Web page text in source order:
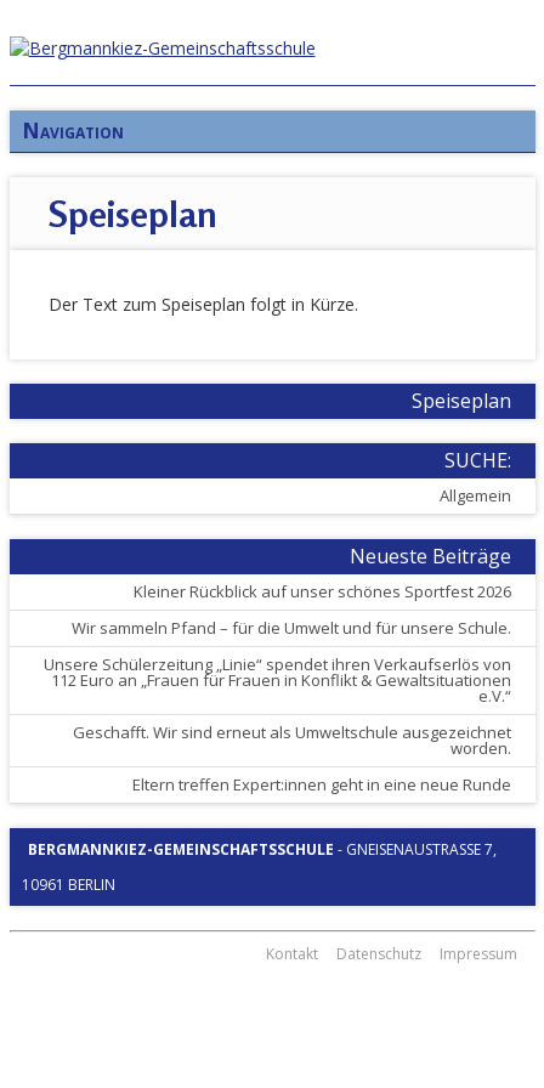
Navigation
Speiseplan
Der Text zum Speiseplan folgt in Kürze.
Speiseplan
SUCHE:
Allgemein
Neueste Beiträge
Kleiner Rückblick auf unser schönes Sportfest 2026
Wir sammeln Pfand – für die Umwelt und für unsere Schule.
Unsere Schülerzeitung „Linie“ spendet ihren Verkaufserlös von
112 Euro an „Frauen für Frauen in Konflikt & Gewaltsituationen
e.V.“
Geschafft. Wir sind erneut als Umweltschule ausgezeichnet
worden.
Eltern treffen Expert:innen geht in eine neue Runde
BERGMANNKIEZ-GEMEINSCHAFTSSCHULE - GNEISENAUSTRASSE 7, 1
0961 BERLIN
Kontakt Datenschutz Impressum